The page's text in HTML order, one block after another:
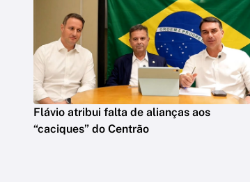
Flávio atribui falta de alianças aos
“caciques” do Centrão